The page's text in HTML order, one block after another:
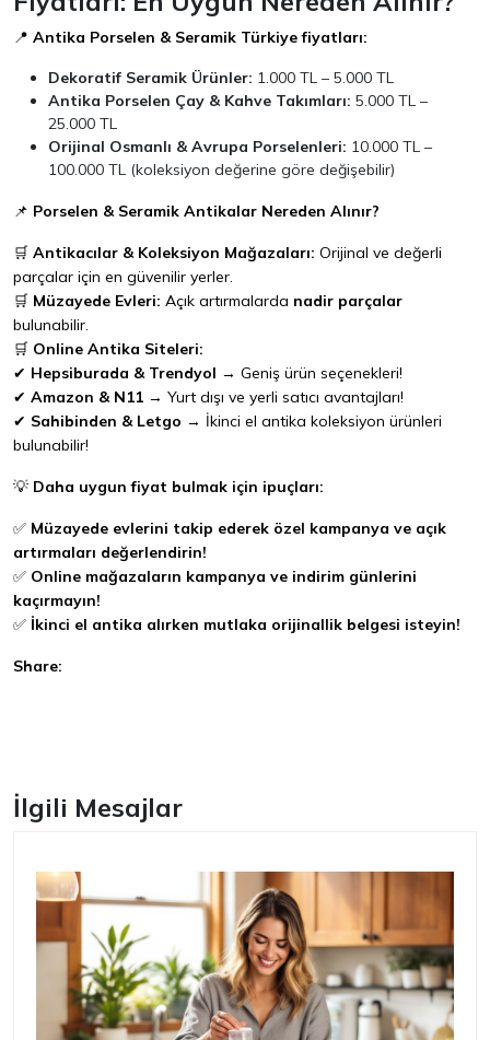
📍 Antika Porselen & Seramik Türkiye fiyatları:
Dekoratif Seramik Ürünler: 1.000 TL – 5.000 TL
Antika Porselen Çay & Kahve Takımları: 5.000 TL –
25.000 TL
Orijinal Osmanlı & Avrupa Porselenleri: 10.000 TL –
100.000 TL (koleksiyon değerine göre değişebilir)
📌 Porselen & Seramik Antikalar Nereden Alınır?
🛒 Antikacılar & Koleksiyon Mağazaları: Orijinal ve değerli
parçalar için en güvenilir yerler.
🛒 Müzayede Evleri: Açık artırmalarda nadir parçalar
bulunabilir.
🛒 Online Antika Siteleri:
✔ Hepsiburada & Trendyol → Geniş ürün seçenekleri!
✔ Amazon & N11 → Yurt dışı ve yerli satıcı avantajları!
✔ Sahibinden & Letgo → İkinci el antika koleksiyon ürünleri
bulunabilir!
💡 Daha uygun fiyat bulmak için ipuçları:
✅ Müzayede evlerini takip ederek özel kampanya ve açık
artırmaları değerlendirin!
✅ Online mağazaların kampanya ve indirim günlerini
kaçırmayın!
✅ İkinci el antika alırken mutlaka orijinallik belgesi isteyin!
Share:
İlgili Mesajlar